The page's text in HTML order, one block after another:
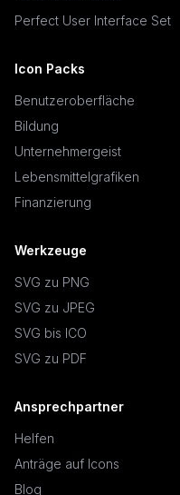
Perfect User Interface Set
Icon Packs
Benutzeroberfläche
Bildung
Unternehmergeist
Lebensmittelgrafiken
Finanzierung
Werkzeuge
SVG zu PNG
SVG zu JPEG
SVG bis ICO
SVG zu PDF
Ansprechpartner
Helfen
Anträge auf Icons
Blog